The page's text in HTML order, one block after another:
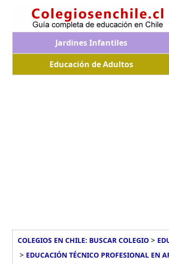
Jardines Infantiles
Educación de Adultos
COLEGIOS EN CHILE: BUSCAR COLEGIO >
> EDUCACIÓN TÉCNICO PROFESIONAL EN